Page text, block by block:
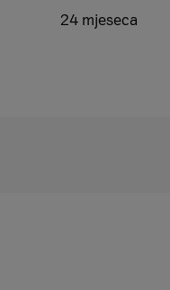
24 mjeseca